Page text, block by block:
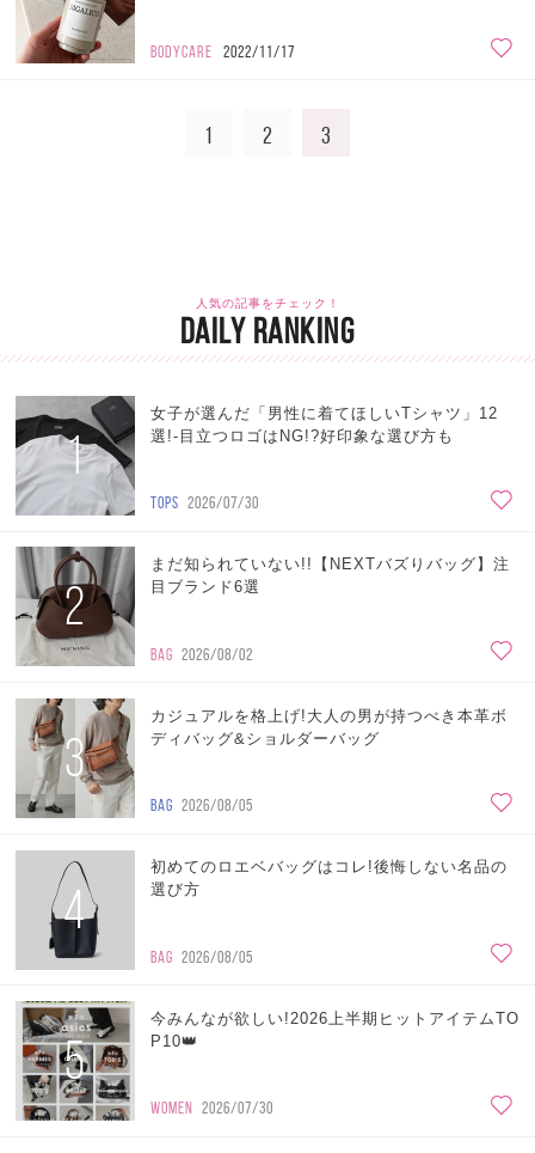
BODYCARE 2022/11/17
1 2 3
人気の記事をチェック！
DAILY RANKING
1
女子が選んだ「男性に着てほしいTシャツ」12
選!-目立つロゴはNG!?好印象な選び方も
TOPS 2026/07/30
2
まだ知られていない!!【NEXTバズりバッグ】注
目ブランド6選
BAG 2026/08/02
3
カジュアルを格上げ!大人の男が持つべき本革ボ
ディバッグ&ショルダーバッグ
BAG 2026/08/05
4
初めてのロエベバッグはコレ!後悔しない名品の
選び方
BAG 2026/08/05
5
今みんなが欲しい!2026上半期ヒットアイテムTO
P10👑
WOMEN 2026/07/30